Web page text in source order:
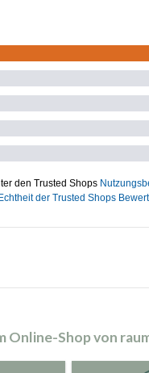
Online-Shop von